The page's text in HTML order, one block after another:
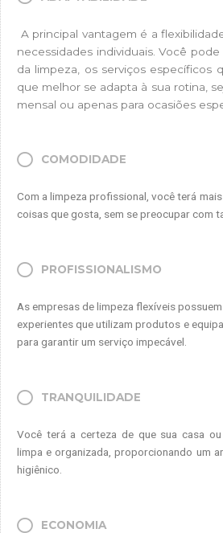
A principal vantagem é a
necessidades individuais. Você
da limpeza, os serviços específicos
que melhor se adapta à sua rotina,
mensal ou apenas para ocasiões
COMODIDADE
Com a limpeza profissional, você terá
coisas que gosta, sem se preocupar com
PROFISSIONALISMO
As empresas de limpeza flexíveis
experientes que utilizam produtos e
para garantir um serviço impecável.
TRANQUILIDADE
Você terá a certeza de que sua casa
limpa e organizada, proporcionando um
higiênico.
ECONOMIA